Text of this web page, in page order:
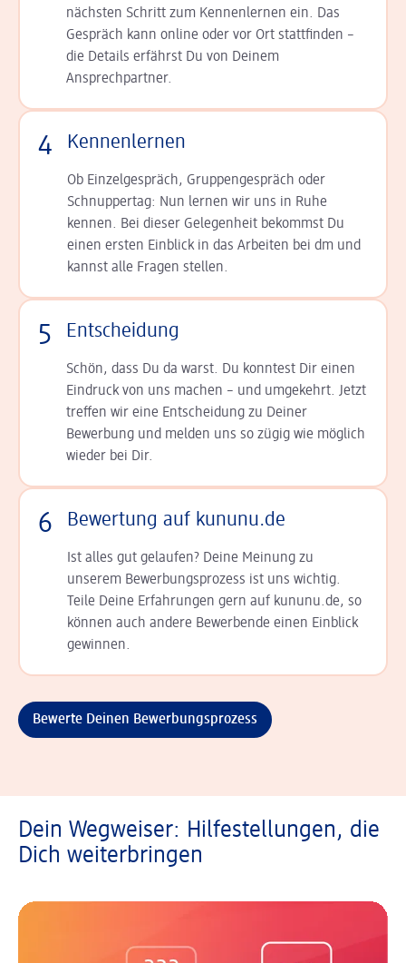
nächsten Schritt zum Kennen­lernen ein. Das
Gespräch kann online oder vor Ort statt­finden –
die Details er­fährst Du von Deinem
Ansprechpartner.
4 Kennenlernen
Ob Einzelgespräch, Grup­pen­gespräch oder
Schnup­per­tag: Nun lernen wir uns in Ruhe
kennen. Bei dieser Gelegenheit bekommst Du
einen ersten Einblick in das Arbeiten bei dm und
kannst alle Fragen stellen.
5 Entscheidung
Schön, dass Du da warst. Du konntest Dir einen
Ein­druck von uns machen – und umgekehrt. Jetzt
tref­fen wir eine Entscheidung zu Deiner
Bewerbung und melden uns so zügig wie möglich
wieder bei Dir.
6 Bewertung auf kununu.de
Ist alles gut gelaufen? Deine Meinung zu
unserem Bewerbungsprozess ist uns wichtig.
Teile Deine Erfahrungen gern auf kununu.de, so
können auch andere Bewerbende einen Einblick
gewinnen.
Bewerte Deinen Bewerbungsprozess
Dein Wegweiser: Hilfestellungen, die
Dich weiterbringen